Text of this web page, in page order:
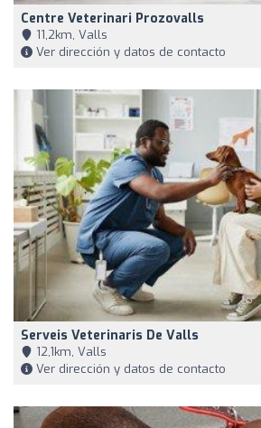
Centre Veterinari Prozovalls
11,2km, Valls
Ver dirección y datos de contacto
Serveis Veterinaris De Valls
12,1km, Valls
Ver dirección y datos de contacto